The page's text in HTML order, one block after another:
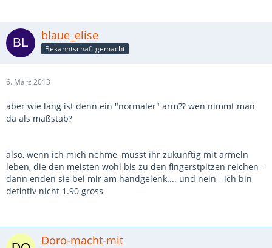
blaue_elise
Bekanntschaft gemacht
6. März 2013
aber wie lang ist denn ein "normaler" arm?? wen nimmt man
da als maßstab?
also, wenn ich mich nehme, müsst ihr zukünftig mit ärmeln
leben, die den meisten wohl bis zu den fingerstpitzen reichen -
dann enden sie bei mir am handgelenk.... und nein - ich bin
defintiv nicht 1.90 gross
Doro-macht-mit